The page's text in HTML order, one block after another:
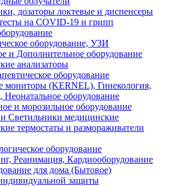
дозаторы локтевые и диспенсеры
на COVID-19 и грипп
оборудование, УЗИ
и Дополнительное оборудование
анализаторы
оборудование
мониторы (KERNEL), Гинекология,
оборудование
и морозильное оборудование
Светильники медицинские
термостаты и размораживатели
оборудование
Реанимация, Кардиооборудование
для дома (Бытовое)
защиты